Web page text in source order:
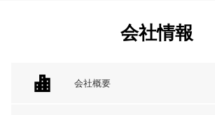
会社情報
会社概要